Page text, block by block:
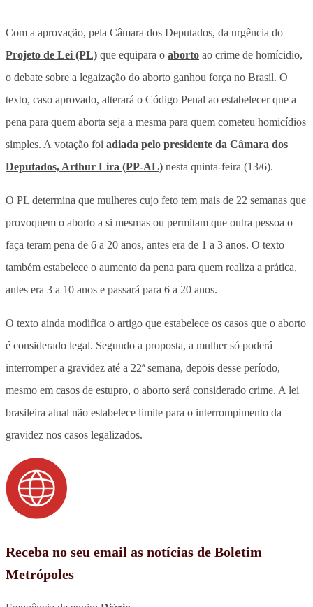
Com a aprovação, pela Câmara dos Deputados, da urgência do
Projeto de Lei (PL) que equipara o aborto ao crime de homícidio,
o debate sobre a legaização do aborto ganhou força no Brasil. O
texto, caso aprovado, alterará o Código Penal ao estabelecer que a
pena para quem aborta seja a mesma para quem cometeu homicídios
simples. A votação foi adiada pelo presidente da Câmara dos
Deputados, Arthur Lira (PP-AL) nesta quinta-feira (13/6).
O PL determina que mulheres cujo feto tem mais de 22 semanas que
provoquem o aborto a si mesmas ou permitam que outra pessoa o
faça teram pena de 6 a 20 anos, antes era de 1 a 3 anos. O texto
também estabelece o aumento da pena para quem realiza a prática,
antes era 3 a 10 anos e passará para 6 a 20 anos.
O texto ainda modifica o artigo que estabelece os casos que o aborto
é considerado legal. Segundo a proposta, a mulher só poderá
interromper a gravidez até a 22ª semana, depois desse período,
mesmo em casos de estupro, o aborto será considerado crime. A lei
brasileira atual não estabelece limite para o interrompimento da
gravidez nos casos legalizados.
Receba no seu email as notícias de Boletim
Metrópoles